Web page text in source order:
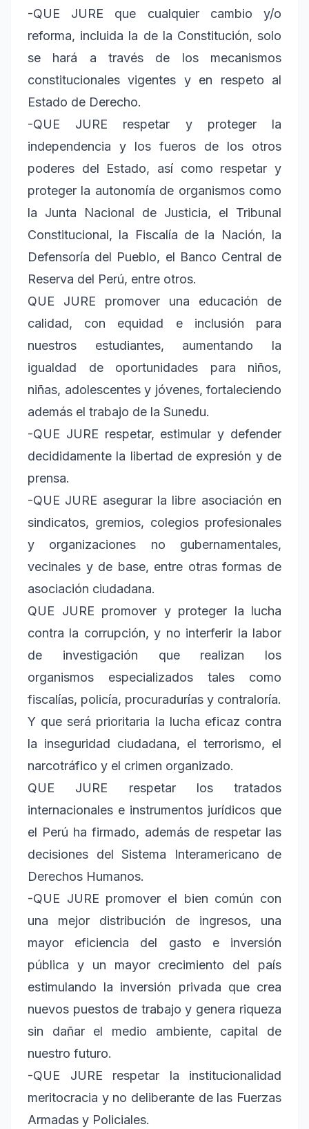
-QUE JURE que cualquier cambio y/o
reforma, incluida la de la Constitución, solo
se hará a través de los mecanismos
constitucionales vigentes y en respeto al
Estado de Derecho.
-QUE JURE respetar y proteger la
independencia y los fueros de los otros
poderes del Estado, así como respetar y
proteger la autonomía de organismos como
la Junta Nacional de Justicia, el Tribunal
Constitucional, la Fiscalía de la Nación, la
Defensoría del Pueblo, el Banco Central de
Reserva del Perú, entre otros.
QUE JURE promover una educación de
calidad, con equidad e inclusión para
nuestros estudiantes, aumentando la
igualdad de oportunidades para niños,
niñas, adolescentes y jóvenes, fortaleciendo
además el trabajo de la Sunedu.
-QUE JURE respetar, estimular y defender
decididamente la libertad de expresión y de
prensa.
-QUE JURE asegurar la libre asociación en
sindicatos, gremios, colegios profesionales
y organizaciones no gubernamentales,
vecinales y de base, entre otras formas de
asociación ciudadana.
QUE JURE promover y proteger la lucha
contra la corrupción, y no interferir la labor
de investigación que realizan los
organismos especializados tales como
fiscalías, policía, procuradurías y contraloría.
Y que será prioritaria la lucha eficaz contra
la inseguridad ciudadana, el terrorismo, el
narcotráfico y el crimen organizado.
QUE JURE respetar los tratados
internacionales e instrumentos jurídicos que
el Perú ha firmado, además de respetar las
decisiones del Sistema Interamericano de
Derechos Humanos.
-QUE JURE promover el bien común con
una mejor distribución de ingresos, una
mayor eficiencia del gasto e inversión
pública y un mayor crecimiento del país
estimulando la inversión privada que crea
nuevos puestos de trabajo y genera riqueza
sin dañar el medio ambiente, capital de
nuestro futuro.
-QUE JURE respetar la institucionalidad
meritocracia y no deliberante de las Fuerzas
Armadas y Policiales.